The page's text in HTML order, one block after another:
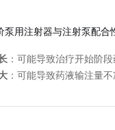
泵用注射器与注射泵配合
：可能导致治疗开始阶
：可能导致药液输注量